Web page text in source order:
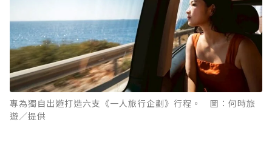
專為獨自出遊打造六支《一人旅行企劃》行程。 圖：何時旅
遊／提供